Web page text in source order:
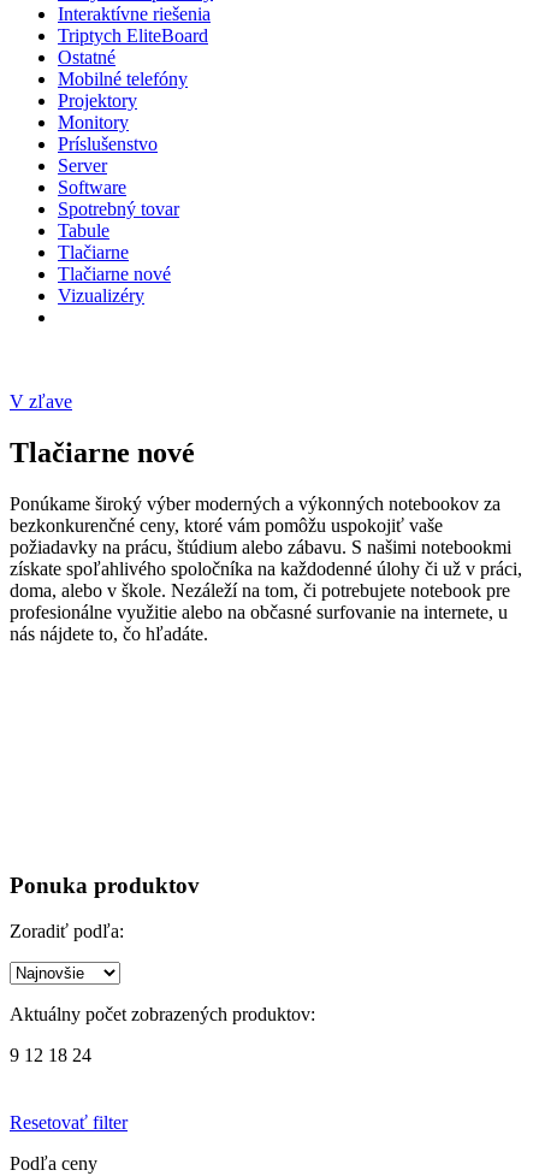
Interaktívne riešenia
Triptych EliteBoard
Ostatné
Mobilné telefóny
Projektory
Monitory
Príslušenstvo
Server
Software
Spotrebný tovar
Tabule
Tlačiarne
Tlačiarne nové
Vizualizéry
V zľave
Tlačiarne nové
Ponúkame široký výber moderných a výkonných notebookov za
bezkonkurenčné ceny, ktoré vám pomôžu uspokojiť vaše
požiadavky na prácu, štúdium alebo zábavu. S našimi notebookmi
získate spoľahlivého spoločníka na každodenné úlohy či už v práci,
doma, alebo v škole. Nezáleží na tom, či potrebujete notebook pre
profesionálne využitie alebo na občasné surfovanie na internete, u
nás nájdete to, čo hľadáte.
Ponuka produktov
Zoradiť podľa:
Aktuálny počet zobrazených produktov:
9 12 18 24
Resetovať filter
Podľa ceny